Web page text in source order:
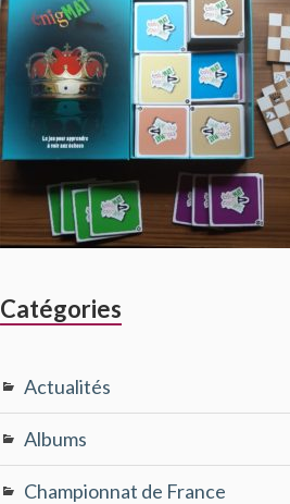
Catégories
Actualités
Albums
Championnat de France